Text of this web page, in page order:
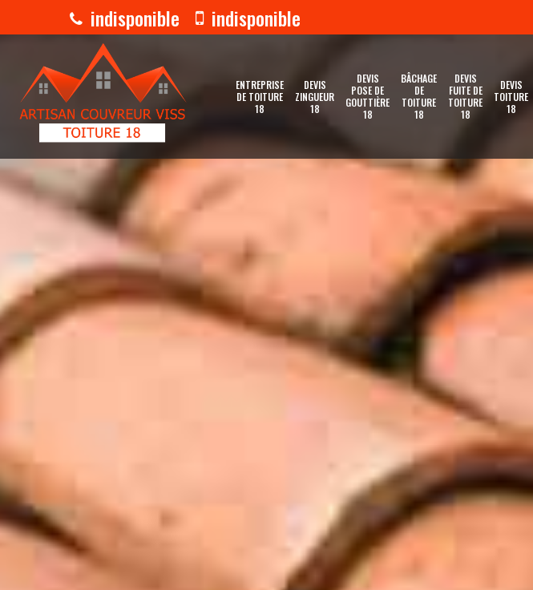
indisponible indisponible
ENTREPRISE
DE TOITURE
18
DEVIS
ZINGUEUR
18
DEVIS
POSE DE
GOUTTIÈRE
18
BÂCHAGE
DE
TOITURE
18
DEVIS
FUITE DE
TOITURE
18
DEVIS
TOITURE
18